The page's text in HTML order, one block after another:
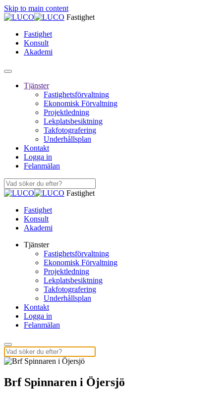
Skip to main content
Fastighet
Fastighet
Konsult
Akademi
Tjänster
Fastighetsförvaltning
Ekonomisk Förvaltning
Projektledning
Lekplatsbesiktning
Takfotografering
Underhållsplan
Kontakt
Logga in
Felanmälan
Fastighet
Fastighet
Konsult
Akademi
Tjänster
Fastighetsförvaltning
Ekonomisk Förvaltning
Projektledning
Lekplatsbesiktning
Takfotografering
Underhållsplan
Kontakt
Logga in
Felanmälan
Brf Spinnaren i Öjersjö